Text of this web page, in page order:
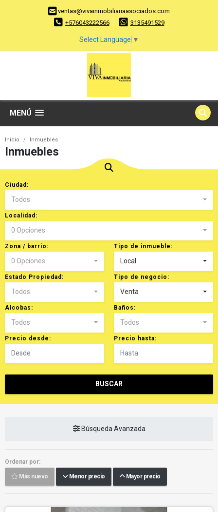
ventas@vivainmobiliariaasociados.com
+576043222566
3135491529
Select Language ▼
MENÚ
Inicio Inmuebles
Inmuebles
Ciudad:
Todos
Localidad:
0 Opciones
Zona / barrio:
0 Opciones
Tipo de inmueble:
Local
Estado Propiedad:
Todos
Tipo de negocio:
Venta
Alcobas:
Todos
Baños:
Todos
Precio desde: Precio hasta:
BUSCAR
Búsqueda Avanzada
Ordenar por:
Más nuevo Menor precio Mayor precio